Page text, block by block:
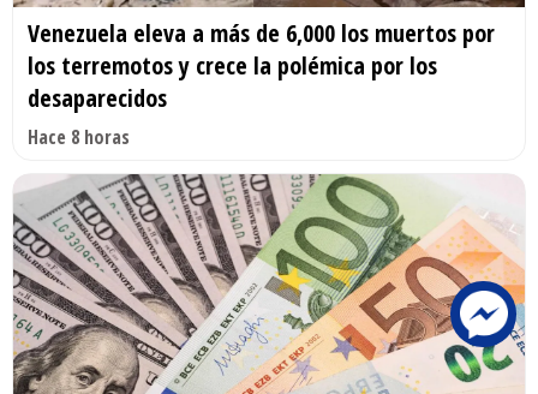
Venezuela eleva a más de 6,000 los muertos por
los terremotos y crece la polémica por los
desaparecidos
Hace 8 horas